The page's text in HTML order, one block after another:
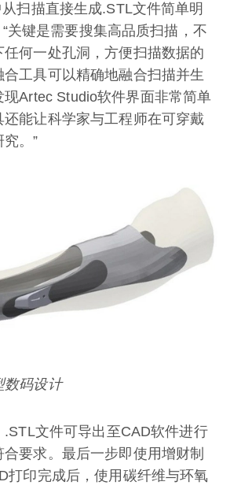
扫描直接生成.STL文件简单明
关键是需要搜集高品质扫描，不
何一处孔洞，方便扫描数据的
工具可以精确地融合扫描并生
现Artec Studio软件界面非常简单
还能让科学家与工程师在可穿戴
。”
数码设计
.STL文件可导出至CAD软件进行
要求。最后一步即使用增财制
打印完成后，使用碳纤维与环氧